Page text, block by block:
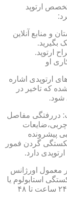
ارتوپد
و منابع آنلاین
بگیرید.
ارتوپد.
او
ارتوپدی اشاره
که تاخیر در
شود.
دررفتگی مفاصل
چربی،ضایعات
پیشرونده
گردن فمور
دارد.
معمول اورژانس
استابولوم یا
شکستگی های بسته بازو و یا ساق را بهتر است ۲۴ ساعت تا ۴۸